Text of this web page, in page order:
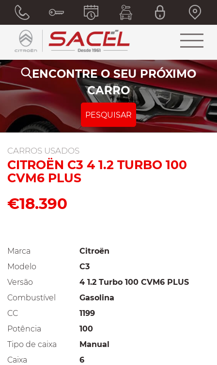
ENCONTRE O SEU PRÓXIMO
CARRO
PESQUISAR
CARROS USADOS
CITROËN C3 4 1.2 TURBO 100
CVM6 PLUS
€18.390
Marca
Citroën
Modelo
C3
Versão
4 1.2 Turbo 100 CVM6 PLUS
Combustível
Gasolina
CC
1199
Potência
100
Tipo de caixa
Manual
Caixa
6